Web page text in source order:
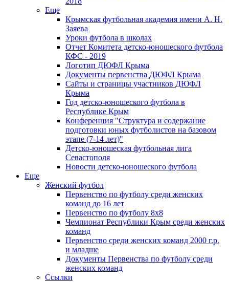
Еще
Крымская футбольная академия имени А. Н.
Заяева
Уроки футбола в школах
Отчет Комитета детско-юношеского футбола
КФС - 2019
Логотип ДЮФЛ Крыма
Документы первенства ДЮФЛ Крыма
Сайты и страницы участников ДЮФЛ
Крыма
Год детско-юношеского футбола в
Республике Крым
Конференция "Структура и содержание
подготовки юных футболистов на базовом
этапе (7-14 лет)"
Детско-юношеская футбольная лига
Севастополя
Новости детско-юношеского футбола
Еще
Женский футбол
Первенство по футболу среди женских
команд до 16 лет
Первенство по футболу 8х8
Чемпионат Республики Крым среди женских
команд
Первенство среди женских команд 2000 г.р.
и младше
Документы Первенства по футболу среди
женских команд
Ссылки